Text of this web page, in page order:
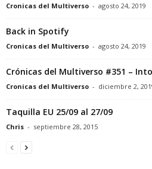
Cronicas del Multiverso - agosto 24, 2019
Back in Spotify
Cronicas del Multiverso - agosto 24, 2019
Crónicas del Multiverso #351 –
Cronicas del Multiverso - diciembre 2,
Taquilla EU 25/09 al 27/09
Chris - septiembre 28, 2015